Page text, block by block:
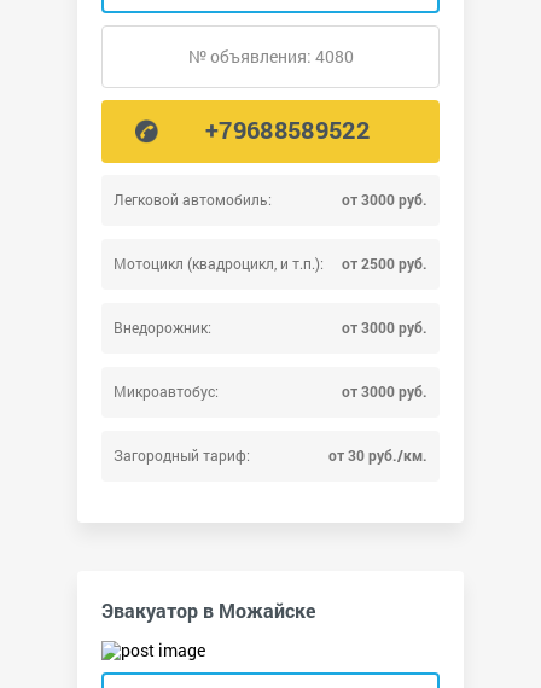
Легковой автомобиль: от 3000 руб.
Мотоцикл (квадроцикл, и т.п.): от 2500 руб.
Внедорожник: от 3000 руб.
Микроавтобус: от 3000 руб.
Загородный тариф: от 30 руб./км.
№ объявления: 4080
+79688589522
Эвакуатор в Можайске